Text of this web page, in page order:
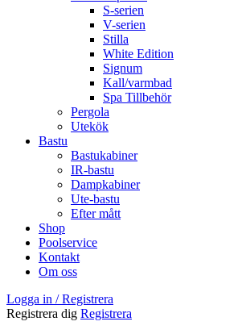
S-serien
V-serien
Stilla
White Edition
Signum
Kall/varmbad
Spa Tillbehör
Pergola
Utekök
Bastu
Bastukabiner
IR-bastu
Dampkabiner
Ute-bastu
Efter mått
Shop
Poolservice
Kontakt
Om oss
Logga in / Registrera
Registrera dig Registrera